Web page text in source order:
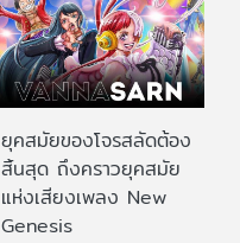
ยุคสมัยของโจรสลัดต้อง
สิ้นสุด ถึงคราวยุคสมัย
แห่งเสียงเพลง New
Genesis